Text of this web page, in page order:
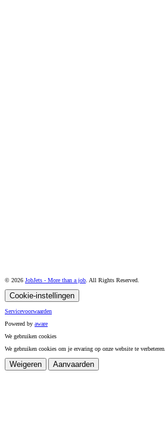
© 2026 JobJets - More than a job . All Rights Reserved.
Cookie-instellingen
Servicevoorwaarden
Powered by aware
We gebruiken cookies
We gebruiken cookies om je ervaring op onze website te
Weigeren Aanvaarden